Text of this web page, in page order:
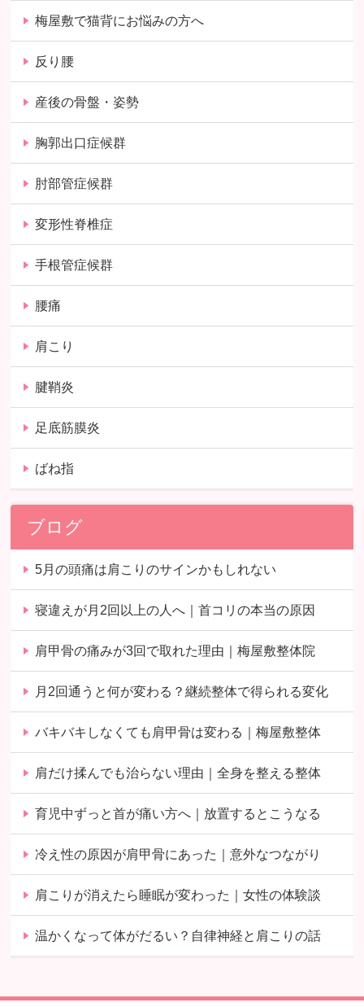
梅屋敷で猫背にお悩みの方へ
反り腰
産後の骨盤・姿勢
胸郭出口症候群
肘部管症候群
変形性脊椎症
手根管症候群
腰痛
肩こり
腱鞘炎
足底筋膜炎
ばね指
ブログ
5月の頭痛は肩こりのサインかもしれない
寝違えが月2回以上の人へ｜首コリの本当の原因
肩甲骨の痛みが3回で取れた理由｜梅屋敷整体院
月2回通うと何が変わる？継続整体で得られる変化
バキバキしなくても肩甲骨は変わる｜梅屋敷整体
肩だけ揉んでも治らない理由｜全身を整える整体
育児中ずっと首が痛い方へ｜放置するとこうなる
冷え性の原因が肩甲骨にあった｜意外なつながり
肩こりが消えたら睡眠が変わった｜女性の体験談
温かくなって体がだるい？自律神経と肩こりの話